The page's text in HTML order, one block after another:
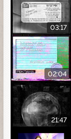
03:17
02:04
21:47